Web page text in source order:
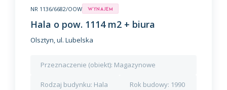
NR 1136/6682/OOW Wynajem
Hala o pow. 1114 m2 + biura
Olsztyn, ul. Lubelska
Przeznaczenie (obiekt): Magazynowe
Rodzaj budynku: Hala Rok budowy: 1990